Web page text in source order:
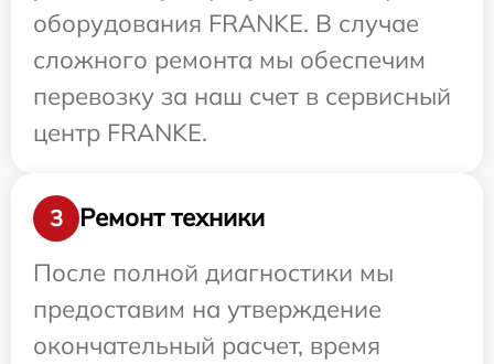
оборудования FRANKE. В случае
сложного ремонта мы обеспечим
перевозку за наш счет в сервисный
центр FRANKE.
3
Ремонт техники
После полной диагностики мы
предоставим на утверждение
окончательный расчет, время